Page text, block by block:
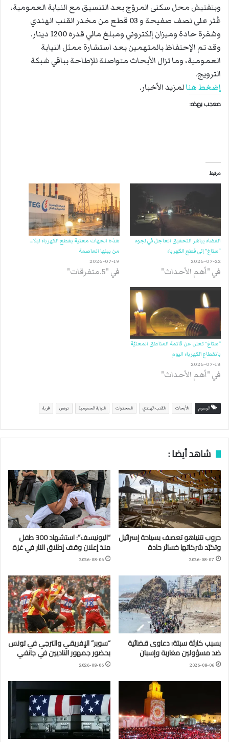
وبتفتيش محل سكنى المروّج بعد التنسيق مع النيابة العمومية،
عُثر على نصف صفيحة و 03 قطع من مخدر القنب الهندي
وشفرة حادة وميزان إلكتروني ومبلغ مالي قدره 1200 دينار.
وقد تم الإحتفاظ بالمتهمين بعد استشارة ممثل النيابة
العمومية، وما تزال الأبحاث متواصلة للإطاحة بباقي شبكة
الترويج.
إضغط هنالمزيد الأخبار.
معجب بهذه:
مرتبط
القضاء يباشر التحقيق العاجل في لجوء
“ستاغ” إلى قطع الكهرباء
2026-07-22
في "أهم الأحداث"
هذه الجهات معنية بقطع الكهرباء ليلا…
من بينها العاصمة
2026-07-19
في "5.متفرقات"
“ستاغ” تعلن عن قائمة المناطق المعنيّة
بانقطاع الكهرباء اليوم
2026-07-18
في "أهم الأحداث"
الوسوم الأبحاث القنب الهندي المخدرات النيابة العمومية تونس قربة
شاهد أيضا :
حروب نتنياهو تعصف بسياحة إسرائيل
وتكبّد شركاتها خسائر حادة
2026-08-07
“اليونيسف”: استشهاد 300 طفل
منذ إعلان وقف إطلاق النار في غزة
2026-08-06
بسبب كارثة سبتة: دعاوى قضائية
ضد مسؤولين مغاربة وإسبان
2026-08-06
“سوبر” الإفريقي والترجي في تونس
بحضور جمهور الناديين في جانفي
2026-08-06